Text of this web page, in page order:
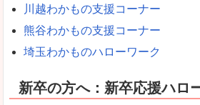
川越わかもの支援コーナー
熊谷わかもの支援コーナー
埼玉わかものハローワーク
新卒の方へ：新卒応援ハロ